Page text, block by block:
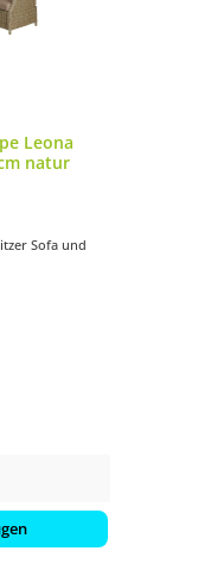
Leona
natur
Sofa und